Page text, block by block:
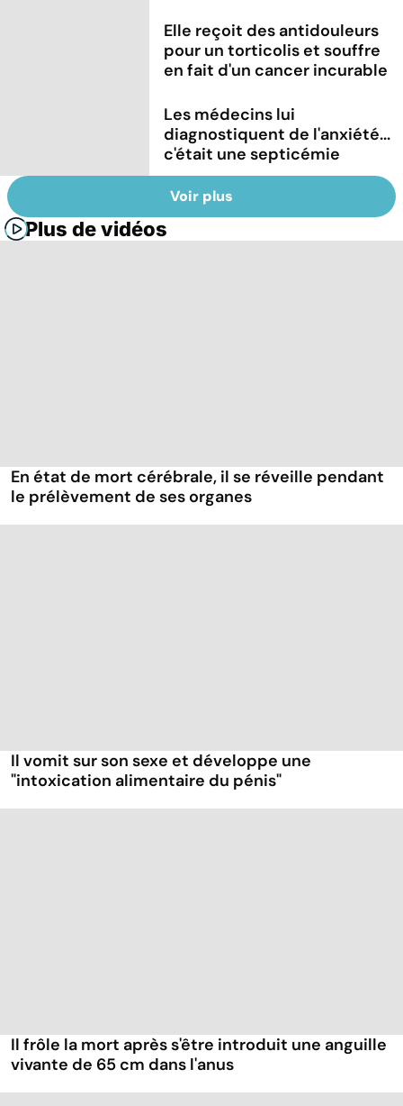
Elle reçoit des antidouleurs
pour un torticolis et souffre
en fait d'un cancer incurable
Les médecins lui
diagnostiquent de l'anxiété...
c'était une septicémie
Voir plus
Plus de vidéos
En état de mort cérébrale, il se réveille pendant
le prélèvement de ses organes
Il vomit sur son sexe et développe une
"intoxication alimentaire du pénis"
Il frôle la mort après s'être introduit une anguille
vivante de 65 cm dans l'anus